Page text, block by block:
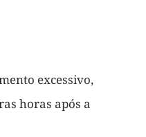
excessivo,
horas após a